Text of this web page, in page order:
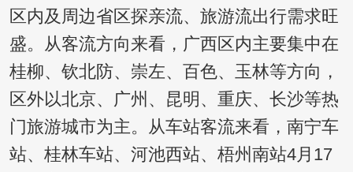
区内及周边省区探亲流、旅游流出行需求旺
盛。从客流方向来看，广西区内主要集中在
桂柳、钦北防、崇左、百色、玉林等方向，
区外以北京、广州、昆明、重庆、长沙等热
门旅游城市为主。从车站客流来看，南宁车
站、桂林车站、河池西站、梧州南站4月17